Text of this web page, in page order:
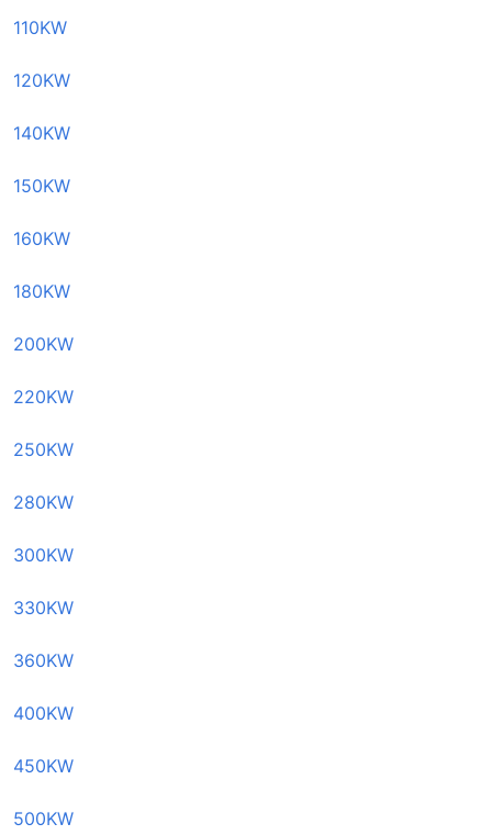
110KW
120KW
140KW
150KW
160KW
180KW
200KW
220KW
250KW
280KW
300KW
330KW
360KW
400KW
450KW
500KW